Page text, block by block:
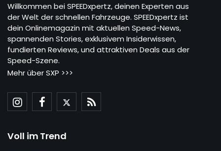
Willkommen bei SPEEDxpertz, deinen Experten aus
der Welt der schnellen Fahrzeuge. SPEEDxpertz ist
dein Onlinemagazin mit aktuellen Speed-News,
spannenden Stories, exklusivem Insiderwissen,
fundierten Reviews, und attraktiven Deals aus der
Speed-Szene.
Mehr über SXP >>>
Voll im Trend